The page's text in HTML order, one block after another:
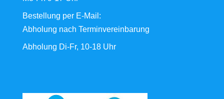
Bestellung per E-Mail :
Abholung nach Terminvereinbarung
Abholung Di-Fr, 10-18 Uhr